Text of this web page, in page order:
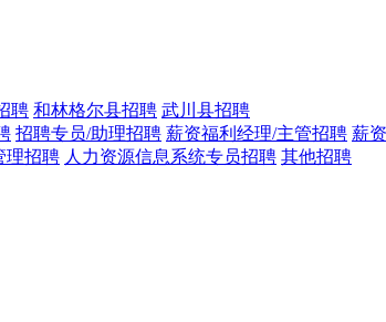
聘 和林格尔县招聘 武川县招聘
招聘专员/助理招聘 薪资福利经理/主管招聘 薪
理招聘 人力资源信息系统专员招聘 其他招聘